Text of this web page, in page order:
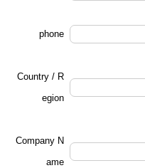
phone
Country / R
egion
Company N
ame